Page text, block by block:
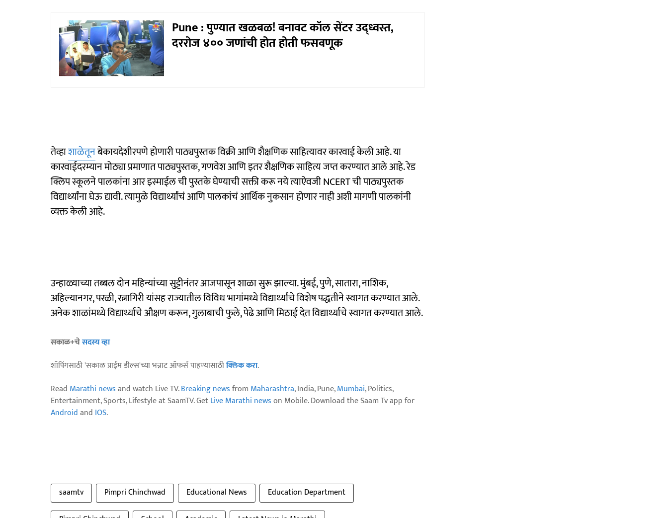
Pune : पुण्यात खळबळ! बनावट कॉल सेंटर उद्ध्वस्त,
दररोज ४०० जणांची होत होती फसवणूक
तेव्हाशाळेतूनबेकायदेशीरपणे होणारी पाठ्यपुस्तक विक्री आणि शैक्षणिक साहित्यावर कारवाई केली आहे. या
कारवाईदरम्यान मोठ्या प्रमाणात पाठ्यपुस्तक, गणवेश आणि इतर शैक्षणिक साहित्य जप्त करण्यात आले आहे. रेड
क्लिप स्कूलने पालकांना आर इस्माईल ची पुस्तके घेण्याची सक्ती करू नये त्याऐवजी NCERT ची पाठ्यपुस्तक
विद्यार्थ्यांना घेऊ द्यावी. त्यामुळे विद्यार्थ्यांचं आणि पालकांचं आर्थिक नुकसान होणार नाही अशी मागणी पालकांनी
व्यक्त केली आहे.
उन्हाळ्याच्या तब्बल दोन महिन्यांच्या सुट्टीनंतर आजपासून शाळा सुरू झाल्या. मुंबई, पुणे, सातारा, नाशिक,
अहिल्यानगर, परळी, रत्नागिरी यांसह राज्यातील विविध भागांमध्ये विद्यार्थ्यांचे विशेष पद्धतीने स्वागत करण्यात आले.
अनेक शाळांमध्ये विद्यार्थ्यांचे औक्षण करून, गुलाबाची फुले, पेढे आणि मिठाई देत विद्यार्थ्यांचे स्वागत करण्यात आले.
सकाळ+चेसदस्य व्हा
शॉपिंगसाठी 'सकाळ प्राईम डील्स'च्या भन्नाट ऑफर्स पाहण्यासाठीक्लिक करा.
Read Marathi newsand watch Live TV.Breaking newsfrom Maharashtra, India, Pune,Mumbai, Politics,
Entertainment, Sports, Lifestyle at SaamTV. GetLive Marathi newson Mobile. Download the Saam Tv app for
Androidand IOS.
saamtv Pimpri Chinchwad Educational News
Education Department